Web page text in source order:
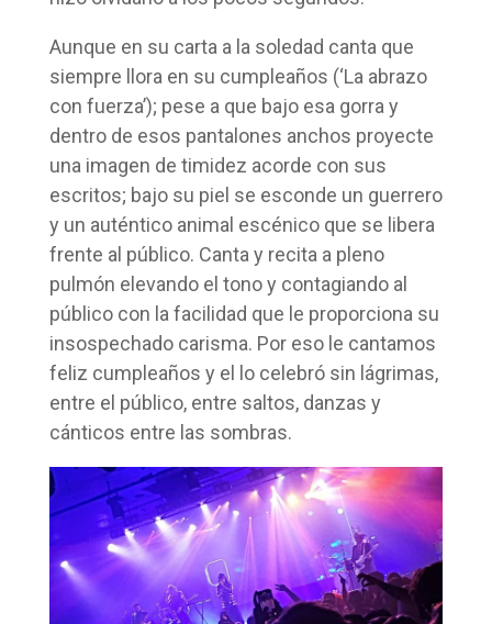
Aunque en su carta a la soledad canta que
siempre llora en su cumpleaños (‘La abrazo
con fuerza’); pese a que bajo esa gorra y
dentro de esos pantalones anchos proyecte
una imagen de timidez acorde con sus
escritos; bajo su piel se esconde un guerrero
y un auténtico animal escénico que se libera
frente al público. Canta y recita a pleno
pulmón elevando el tono y contagiando al
público con la facilidad que le proporciona su
insospechado carisma. Por eso le cantamos
feliz cumpleaños y el lo celebró sin lágrimas,
entre el público, entre saltos, danzas y
cánticos entre las sombras.